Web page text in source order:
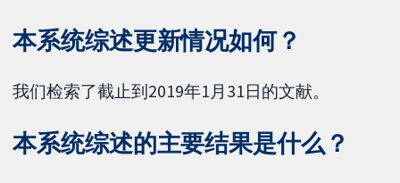
本系统综述更新情况如何？
我们检索了截止到2019年1月31日的文献。
本系统综述的主要结果是什么？